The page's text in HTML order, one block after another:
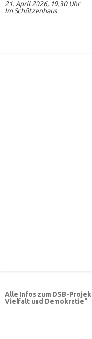
21. April 2026, 19.30 Uhr
Im Schützenhaus
Alle Infos zum DSB-
Vielfalt und Demokratie"